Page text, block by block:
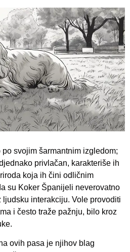
svojim šarmantnim izgledom;
privlačan, karakteriše ih
koja ih čini odličnim
su Koker Španijeli neverovatno
interakciju. Vole provoditi
i često traže pažnju, bilo kroz
ovih pasa je njihov blag